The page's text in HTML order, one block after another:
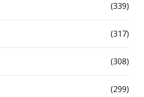
(339)
(317)
(308)
(299)